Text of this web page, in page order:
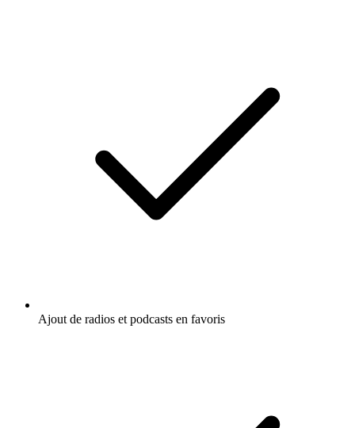
Ajout de radios et podcasts en favoris